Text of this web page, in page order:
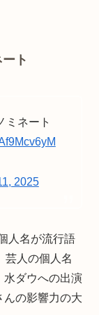
ト
ミネート
2025
人名が流行語
芸人の個人名
水ダウへの出演
んの影響力の大